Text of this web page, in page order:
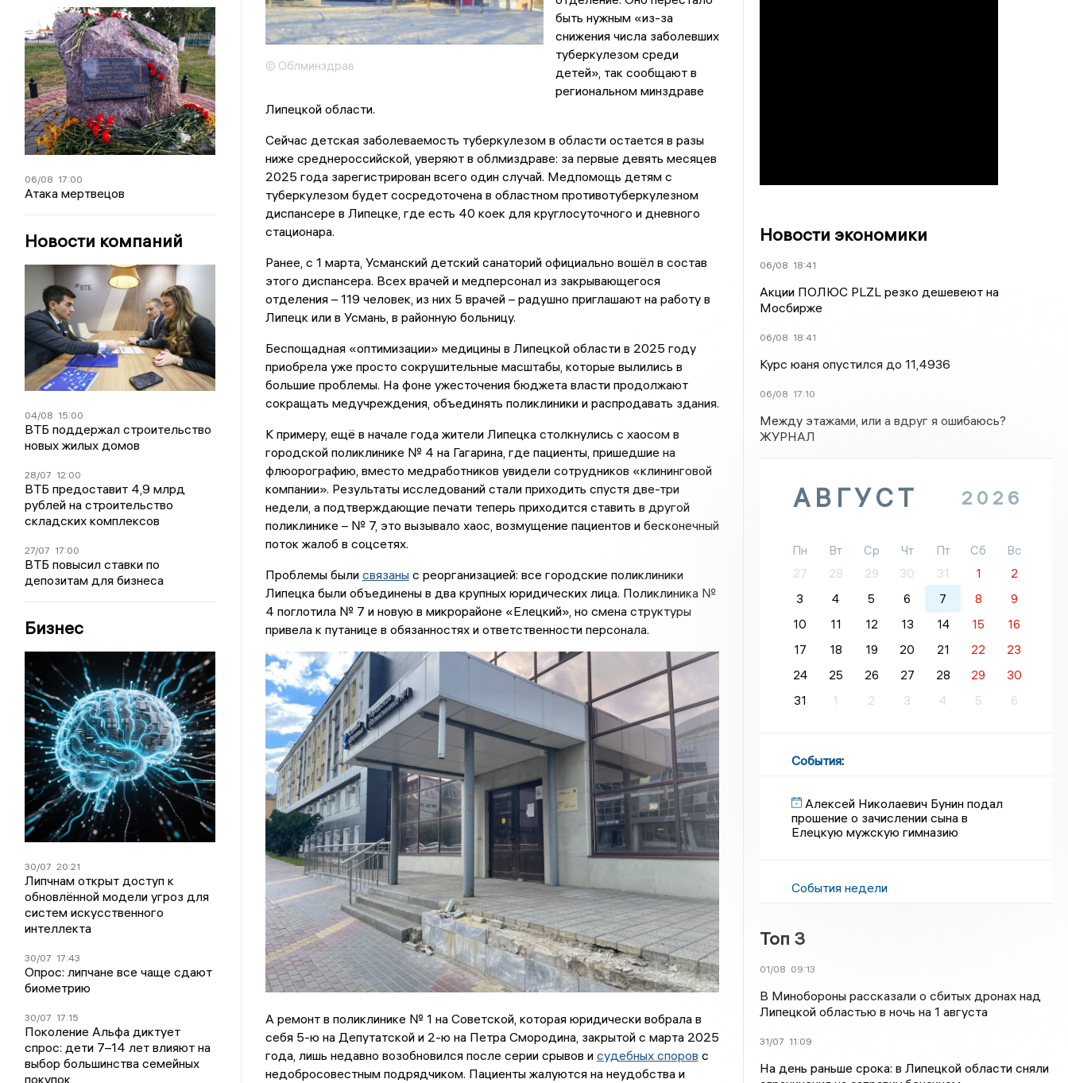
06/08 17:00
Атака мертвецов
Новости компаний
04/08 15:00
ВТБ поддержал строительство
новых жилых домов
28/07 12:00
ВТБ предоставит 4,9 млрд
рублей на строительство
складских комплексов
27/07 17:00
ВТБ повысил ставки по
депозитам для бизнеса
Бизнес
30/07 20:21
Липчнам открыт доступ к
обновлённой модели угроз для
систем искусственного
интеллекта
30/07 17:43
Опрос: липчане все чаще сдают
биометрию
30/07 17:15
Поколение Альфа диктует
спрос: дети 7–14 лет влияют на
выбор большинства семейных
покупок
© Облминздрав
быть нужным «из-за
снижения числа заболевших
туберкулезом среди
детей», так сообщают в
региональном минздраве
Липецкой области.
Сейчас детская заболеваемость туберкулезом в области остается в разы
ниже среднероссийской, уверяют в облмиздраве: за первые девять месяцев
2025 года зарегистрирован всего один случай. Медпомощь детям с
туберкулезом будет сосредоточена в областном противотуберкулезном
диспансере в Липецке, где есть 40 коек для круглосуточного и дневного
стационара.
Ранее, с 1 марта, Усманский детский санаторий официально вошёл в состав
этого диспансера. Всех врачей и медперсонал из закрывающегося
отделения – 119 человек, из них 5 врачей – радушно приглашают на работу в
Липецк или в Усмань, в районную больницу.
Беспощадная «оптимизации» медицины в Липецкой области в 2025 году
приобрела уже просто сокрушительные масштабы, которые вылились в
большие проблемы. На фоне ужесточения бюджета власти продолжают
сокращать медучреждения, объединять поликлиники и распродавать здания.
К примеру, ещё в начале года жители Липецка столкнулись с хаосом в
городской поликлинике № 4 на Гагарина, где пациенты, пришедшие на
флюорографию, вместо медработников увидели сотрудников «клининговой
компании». Результаты исследований стали приходить спустя две-три
недели, а подтверждающие печати теперь приходится ставить в другой
поликлинике – № 7, это вызывало хаос, возмущение пациентов и бесконечный
поток жалоб в соцсетях.
Проблемы были связаныс реорганизацией: все городские поликлиники
Липецка были объединены в два крупных юридических лица. Поликлиника №
4 поглотила № 7 и новую в микрорайоне «Елецкий», но смена структуры
привела к путанице в обязанностях и ответственности персонала.
А ремонт в поликлинике № 1 на Советской, которая юридически вобрала в
себя 5-ю на Депутатской и 2-ю на Петра Смородина, закрытой с марта 2025
года, лишь недавно возобновился после серии срывов и судебных споров с
недобросовестным подрядчиком. Пациенты жалуются на неудобства и
Новости экономики
06/08 18:41
Акции ПОЛЮС PLZL резко дешевеют на
Мосбирже
06/08 18:41
Курс юаня опустился до 11,4936
06/08 17:10
Между этажами, или а вдруг я ошибаюсь?
ЖУРНАЛ
АВГУСТ 2026
Пн Вт Ср Чт Пт Сб
Вс
27
28 29 30 31 1
2
3
4 5 6 7 8
9
10
11 12 13 14 15
16
17
18 19 20 21 22
23
24
25 26 27 28 29
30
31
1 2 3 4 5 6
События:
Алексей Николаевич Бунин подал
прошение о зачислении сына в
Елецкую мужскую гимназию
События недели
Топ 3
01/08 09:13
В Минобороны рассказали о сбитых дронах над
Липецкой областью в ночь на 1 августа
31/07 11:09
На день раньше срока: в Липецкой области сняли